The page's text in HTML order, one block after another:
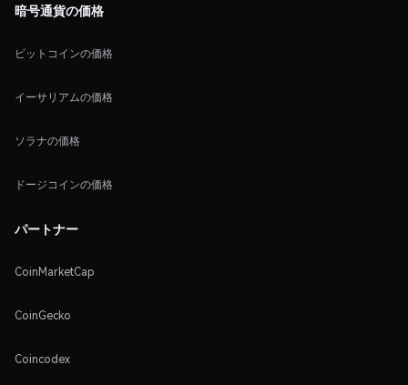
暗号通貨の価格
ビットコインの価格
イーサリアムの価格
ソラナの価格
ドージコインの価格
パートナー
CoinMarketCap
CoinGecko
Coincodex